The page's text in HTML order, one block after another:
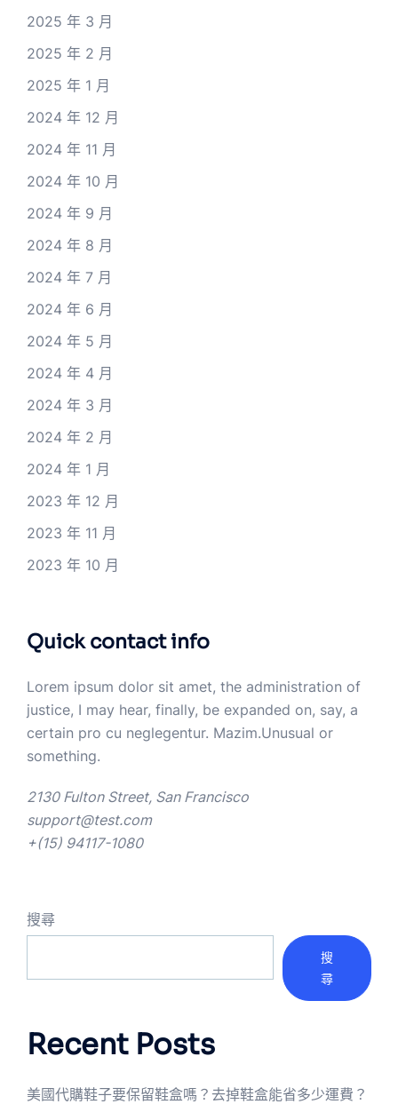
2025 年 3 月
2025 年 2 月
2025 年 1 月
2024 年 12 月
2024 年 11 月
2024 年 10 月
2024 年 9 月
2024 年 8 月
2024 年 7 月
2024 年 6 月
2024 年 5 月
2024 年 4 月
2024 年 3 月
2024 年 2 月
2024 年 1 月
2023 年 12 月
2023 年 11 月
2023 年 10 月
Quick contact info
Lorem ipsum dolor sit amet, the administration of
justice, I may hear, finally, be expanded on, say, a
certain pro cu neglegentur. Mazim.Unusual or
something.
2130 Fulton Street, San Francisco
support@test.com
+(15) 94117-1080
搜尋
搜
尋
Recent Posts
美國代購鞋子要保留鞋盒嗎？去掉鞋盒能省多少運費？